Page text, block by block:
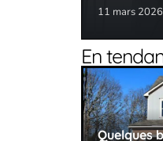
11 mars 2026
En
Quelques